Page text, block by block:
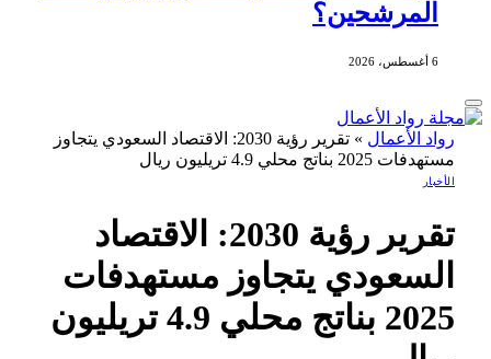
المرشحين؟
6 أغسطس، 2026
رواد الأعمال»
تقرير رؤية 2030: الاقتصاد السعودي يتجاوز
مستهدفات 2025 بناتج محلي 4.9 تريليون ريال
الأخبار
تقرير رؤية 2030: الاقتصاد
السعودي يتجاوز مستهدفات
2025 بناتج محلي 4.9 تريليون